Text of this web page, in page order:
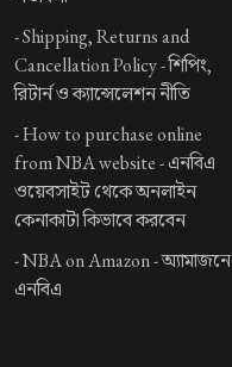
-Shipping, Returns and
Cancellation Policy -শিপিং,
রিটার্ন ও ক্যান্সেলেশন নীতি
-How to purchase online
from NBA website -এনবিএ
ওয়েবসাইট থেকে অনলাইন
কেনাকাটা কিভাবে করবেন
-NBA on Amazon -অ্যামাজনে
এনবিএ